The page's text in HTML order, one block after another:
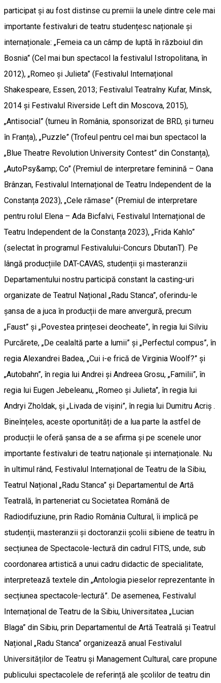
participat și au fost distinse cu premii la unele dintre cele mai
importante festivaluri de teatru studențesc naționale și
internaționale: „Femeia ca un câmp de luptă în războiul din
Bosnia” (Cel mai bun spectacol la festivalul Istropolitana, în
2012), „Romeo și Julieta” (Festivalul Internațional
Shakespeare, Essen, 2013; Festivalul Teatralny Kufar, Minsk,
2014 și Festivalul Riverside Left din Moscova, 2015),
„Antisocial” (turneu în România, sponsorizat de BRD, și turneu
în Franța), „Puzzle” (Trofeul pentru cel mai bun spectacol la
„Blue Theatre Revolution University Contest” din Constanța),
„AutoPsy&amp; Co” (Premiul de interpretare feminină – Oana
Brânzan, Festivalul Internațional de Teatru Independent de la
Constanța 2023), „Cele rămase” (Premiul de interpretare
pentru rolul Elena – Ada Bicfalvi, Festivalul Internațional de
Teatru Independent de la Constanța 2023), „Frida Kahlo”
(selectat în programul Festivalului-Concurs DbutanT). Pe
lângă producțiile DAT-CAVAS, studenții și masteranzii
Departamentului nostru participă constant la casting-uri
organizate de Teatrul Național „Radu Stanca”, oferindu-le
șansa de a juca în producții de mare anvergură, precum
„Faust” și „Povestea prințesei deocheate”, în regia lui Silviu
Purcărete, „De cealaltă parte a lumii” și „Perfectul compus”, în
regia Alexandrei Badea, „Cui i-e frică de Virginia Woolf?” și
„Autobahn”, în regia lui Andrei și Andreea Grosu, „Familii”, în
regia lui Eugen Jebeleanu, „Romeo și Julieta”, în regia lui
Andryi Zholdak, și „Livada de vișini”, în regia lui Dumitru Acriș .
Bineînțeles, aceste oportunități de a lua parte la astfel de
producții le oferă șansa de a se afirma și pe scenele unor
importante festivaluri de teatru naționale și internaționale. Nu
în ultimul rând, Festivalul Internațional de Teatru de la Sibiu,
Teatrul Național „Radu Stanca” și Departamentul de Artă
Teatrală, în parteneriat cu Societatea Română de
Radiodifuziune, prin Radio România Cultural, îi implică pe
studenții, masteranzii și doctoranzii școlii sibiene de teatru în
secțiunea de Spectacole-lectură din cadrul FITS, unde, sub
coordonarea artistică a unui cadru didactic de specialitate,
interpretează textele din „Antologia pieselor reprezentante în
secțiunea spectacole-lectură”. De asemenea, Festivalul
Internațional de Teatru de la Sibiu, Universitatea „Lucian
Blaga” din Sibiu, prin Departamentul de Artă Teatrală și Teatrul
Național „Radu Stanca” organizează anual Festivalul
Universităților de Teatru și Management Cultural, care propune
publicului spectacolele de referință ale școlilor de teatru din